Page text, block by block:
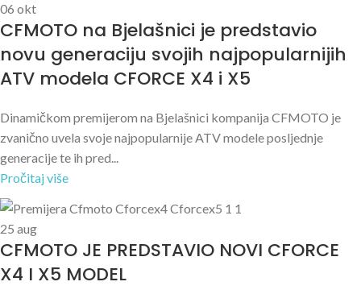
06 okt
CFMOTO na Bjelašnici je predstavio
novu generaciju svojih najpopularnijih
ATV modela CFORCE X4 i X5
Dinamičkom premijerom na Bjelašnici kompanija CFMOTO je
zvanično uvela svoje najpopularnije ATV modele posljednje
generacije te ih pred...
Pročitaj više
25 aug
CFMOTO JE PREDSTAVIO NOVI CFORCE
X4 I X5 MODEL